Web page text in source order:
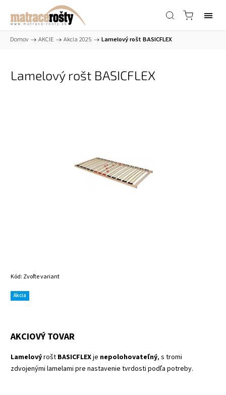
Domov / AKCIE / Akcia 2025 / Lamelový rošt BASICFLEX
Lamelový rošt BASICFLEX
Kód: Zvoľte variant
Akcia
AKCIOVÝ TOVAR
Lamelovýrošt BASICFLEXje nepolohovateľný, s tromi
zdvojenými lamelami pre nastavenie tvrdosti podľa potreby.